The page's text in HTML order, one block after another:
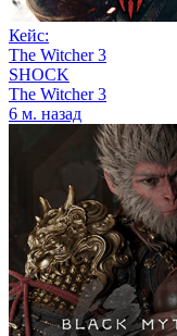
Кейс:
The Witcher 3
SHOCK
The Witcher 3
6 м. назад